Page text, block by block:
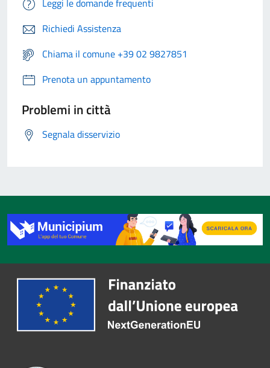
Leggi le domande frequenti
Richiedi Assistenza
Chiama il comune +39 02 9827851
Prenota un appuntamento
Problemi in città
Segnala disservizio